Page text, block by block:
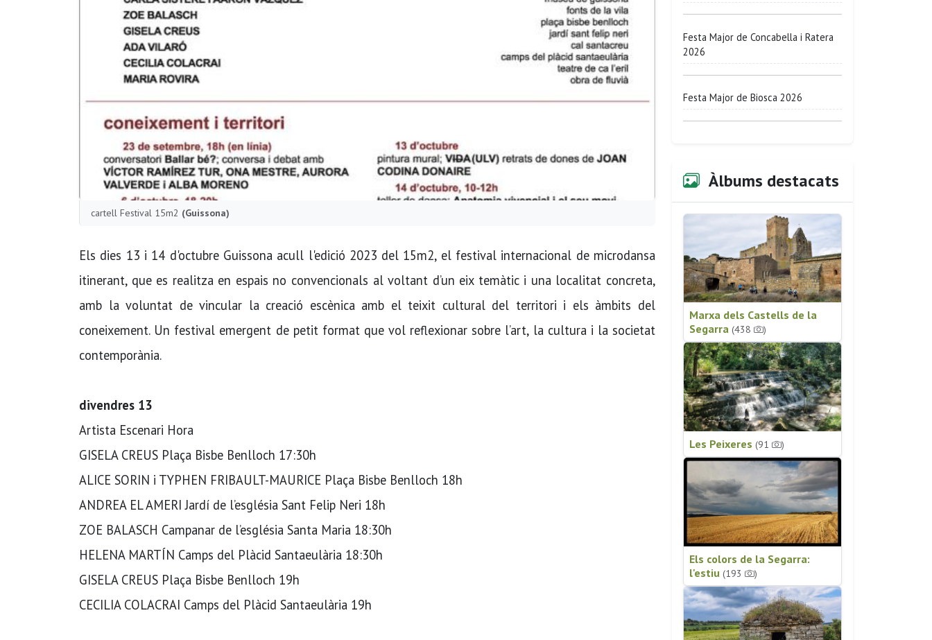
cartell Festival 15m2 (Guissona)
Els dies 13 i 14 d'octubre Guissona acull l'edició 2023 del 15m2, el festival internacional de microdansa
itinerant, que es realitza en espais no convencionals al voltant d’un eix temàtic i una localitat concreta,
amb la voluntat de vincular la creació escènica amb el teixit cultural del territori i els àmbits del
coneixement. Un festival emergent de petit format que vol reflexionar sobre l’art, la cultura i la societat
contemporània.
divendres 13
Artista Escenari Hora
GISELA CREUS Plaça Bisbe Benlloch 17:30h
ALICE SORIN i TYPHEN FRIBAULT-MAURICE Plaça Bisbe Benlloch 18h
ANDREA EL AMERI Jardí de l’església Sant Felip Neri 18h
ZOE BALASCH Campanar de l’església Santa Maria 18:30h
HELENA MARTÍN Camps del Plàcid Santaeulària 18:30h
GISELA CREUS Plaça Bisbe Benlloch 19h
CECILIA COLACRAI Camps del Plàcid Santaeulària 19h
Festa Major de Concabella i Ratera
2026
Festa Major de Biosca 2026
Àlbums destacats
Marxa dels Castells de la
Segarra (438 )
Les Peixeres (91 )
Els colors de la Segarra:
l'estiu (193 )